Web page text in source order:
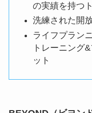
の実績を持つ
洗練された開
ライフプラン
トレーニング
ット